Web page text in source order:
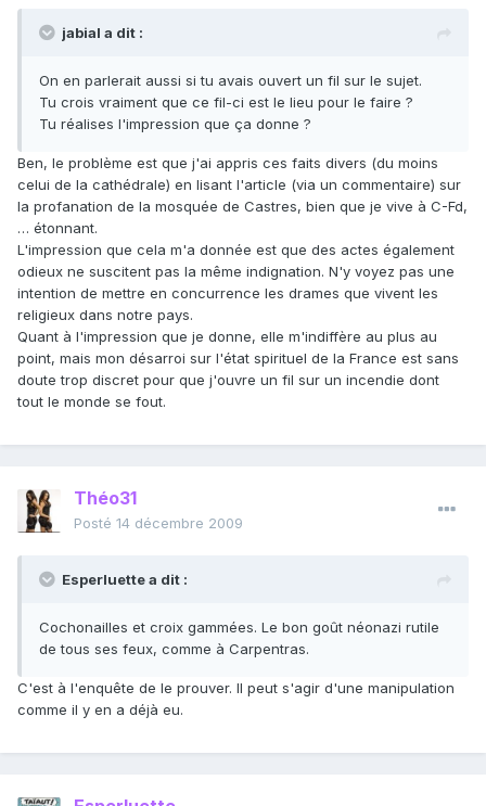
jabial a dit :
On en parlerait aussi si tu avais ouvert un fil sur le sujet.
Tu crois vraiment que ce fil-ci est le lieu pour le faire ?
Tu réalises l'impression que ça donne ?
Ben, le problème est que j'ai appris ces faits divers (du moins
celui de la cathédrale) en lisant l'article (via un commentaire) sur
la profanation de la mosquée de Castres, bien que je vive à C-Fd,
… étonnant.
L'impression que cela m'a donnée est que des actes également
odieux ne suscitent pas la même indignation. N'y voyez pas une
intention de mettre en concurrence les drames que vivent les
religieux dans notre pays.
Quant à l'impression que je donne, elle m'indiffère au plus au
point, mais mon désarroi sur l'état spirituel de la France est sans
doute trop discret pour que j'ouvre un fil sur un incendie dont
tout le monde se fout.
Théo31
Posté 14 décembre 2009
Esperluette a dit :
Cochonailles et croix gammées. Le bon goût néonazi rutile
de tous ses feux, comme à Carpentras.
C'est à l'enquête de le prouver. Il peut s'agir d'une manipulation
comme il y en a déjà eu.